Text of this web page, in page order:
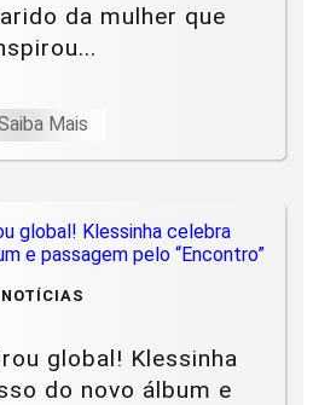
da mulher que
Mais
NOTÍCIAS
global! Klessinha
do novo álbum e